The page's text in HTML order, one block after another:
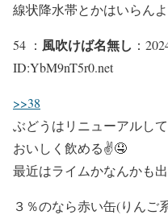
線状降水帯とかはいらん
54 ： 風吹けば名無し ：
ID:YbM9nT5r0.net
>>38
ぶどうはリニューアルし
おいしく飲める✌🤤
最近はライムかなんかも
３％のなら赤い缶(りんご